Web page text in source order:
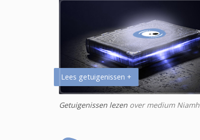
Lees getuigenissen +
Getuigenissen lezen over medium Niamh